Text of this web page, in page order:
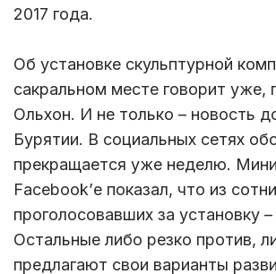
2017 года.
Об установке скульптурной
сакральном месте говорит уже,
Ольхон. И не только – новость
Бурятии. В социальных сетях
прекращается уже неделю.
Facebook’е показал, что из сотни
проголосовавших за установку
Остальные либо резко против,
предлагают свои варианты